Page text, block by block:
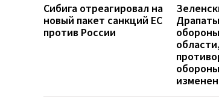
Сибига отреагировал на
новый пакет санкций ЕС
против России
области,